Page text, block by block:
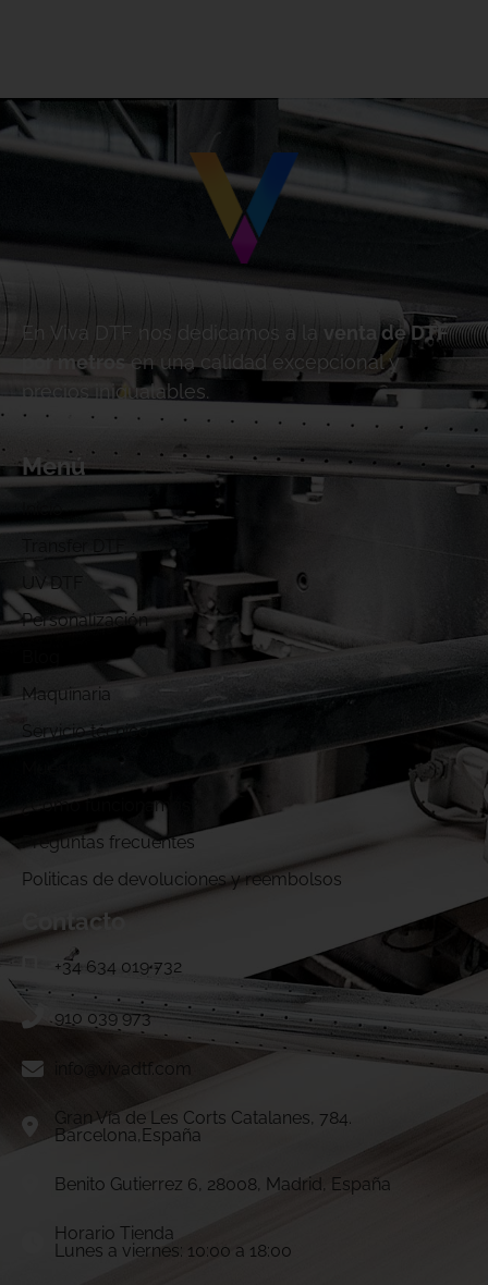
En Viva DTF nos dedicamos a la
venta de DTF
por metros
en una calidad excepcional y
precios inigualables.
Menú
UV DTF
Personalización
Maquinaria
Servicio técnico
¿Cómo funcionamos?
Preguntas frecuentes
Politicas de devoluciones y reembolsos
Contacto
+34 634 019 732
910 039 973
info@vivadtf.com
Gran Vía de Les Corts Catalanes, 784.
Barcelona,España
Benito Gutierrez 6, 28008, Madrid, España
Horario Tienda
Lunes a viernes: 10:00 a 18:00